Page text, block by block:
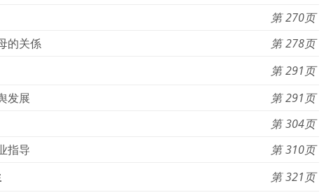
270
的关係
278
291
发展
291
304
指导
310
321